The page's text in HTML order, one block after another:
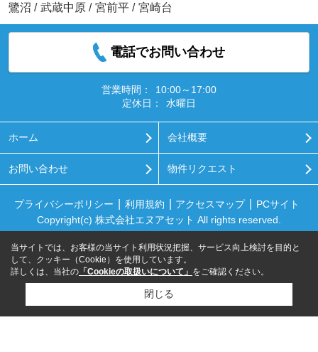
鷺沼 / 武蔵中原 / 宮前平 / 宮崎台
電話でお問い合わせ
営業時間：
10:00～17:00
定休日：
水曜日
ホーム 会社概要
お問い合わせ 物件リクエスト
プライバシーポリシー 利用規約 アクセスマップ
PCサイト
Copyright(c) 株式会社エヌアセット All rights reserved.
当サイトでは、お客様の当サイト利用状況把握、サービス向上検討を目的と
して、クッキー（Cookie）を使用しています。
詳しくは、当社の 「Cookieの取扱いについて」 をご確認ください。
閉じる